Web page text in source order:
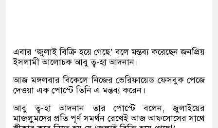
এবার ‘জুলাই বিক্রি হয়ে গেছে’ বলে মন্তব্য করেছেন জনপ্রিয়
ইসলামী আলোচক আবু ত্ব-হা আদনান।
আজ মঙ্গলবার বিকেলে নিজের ভেরিফায়েড ফেসবুক পেজে
দেওয়া এক পোস্টে তিনি এ মন্তব্য করেন।
আবু ত্ব-হা আদনান তার পোস্টে বলেন, জুলাইয়ের
মাজলুমদের প্রতি পূর্ণ সমর্থন রেখেই আজ আফসোসের সাথে